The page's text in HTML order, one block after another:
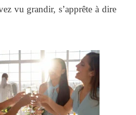
vu grandir, s’apprête à dire